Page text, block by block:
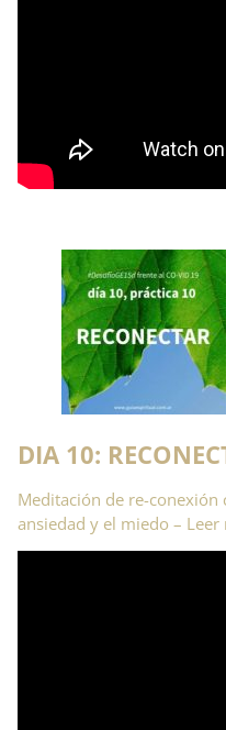
DIA 10:
Meditación de re-conexión
ansiedad y el miedo – Leer